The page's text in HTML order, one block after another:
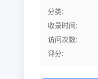
分类:
收录时间:
访问次数:
评分: